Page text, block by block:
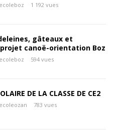
ecoleboz 1 192 vues
gâteaux et
canoë-orientation Boz
ecoleboz 594 vues
DE LA CLASSE DE CE2
ecoleozan 783 vues